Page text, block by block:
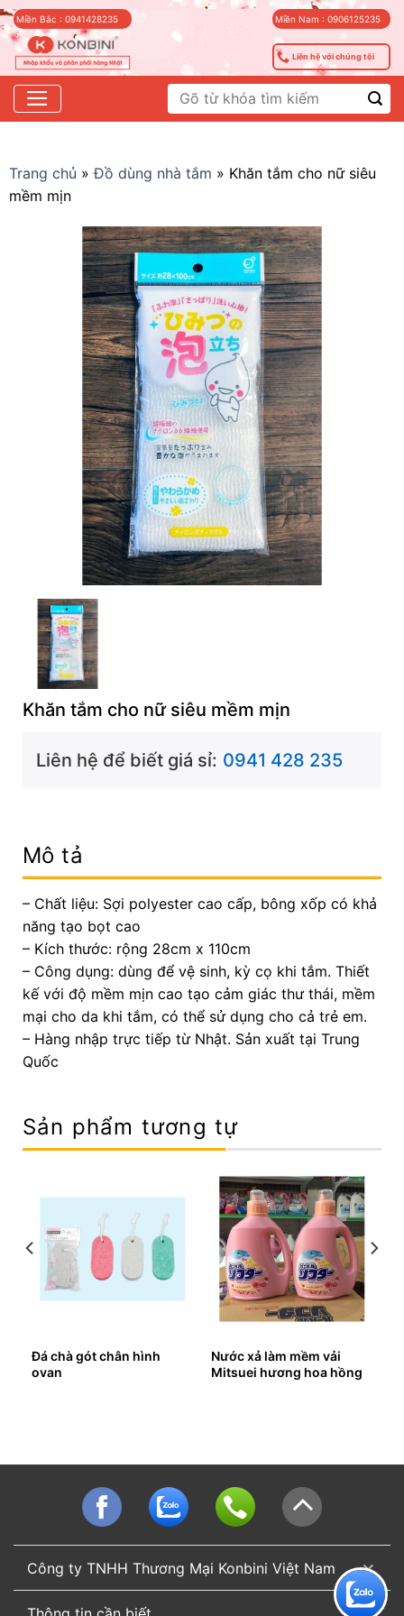
Skip
to
content
Miền Bắc : 0941428235 Miền Nam : 0906125235
Liên hệ với chúng tôi
Tìm
kiếm:
Trang chủ »Đồ dùng nhà tắm » Khăn tắm cho nữ siêu
mềm mịn
Khăn tắm cho nữ siêu mềm mịn
Liên hệ để biết giá sỉ: 0941 428 235
Mô tả
– Chất liệu: Sợi polyester cao cấp, bông xốp có khả
năng tạo bọt cao
– Kích thước: rộng 28cm x 110cm
– Công dụng: dùng để vệ sinh, kỳ cọ khi tắm. Thiết
kế với độ mềm mịn cao tạo cảm giác thư thái, mềm
mại cho da khi tắm, có thể sử dụng cho cả trẻ em.
– Hàng nhập trực tiếp từ Nhật. Sản xuất tại Trung
Quốc
Sản phẩm tương tự
Đá chà gót chân hình
ovan
Nước xả làm mềm vải
Mitsuei hương hoa hồng
Công ty TNHH Thương Mại Konbini Việt Nam